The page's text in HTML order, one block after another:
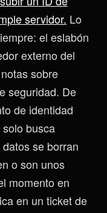
servidor. Lo
el eslabón
externo del
sobre
seguridad. De
de identidad
busca
se borran
o son unos
momento en
en un ticket de